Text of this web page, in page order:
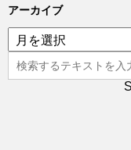
ゴ
リ
ー
アーカイブ
ア
ー
カ
イ